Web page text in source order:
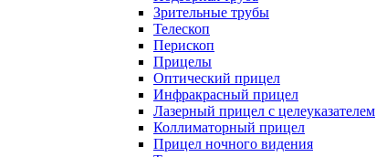
Зрительные трубы
Телескоп
Перископ
Прицелы
Оптический прицел
Инфракрасный прицел
Лазерный прицел с целеуказателем
Коллиматорный прицел
Прицел ночного видения